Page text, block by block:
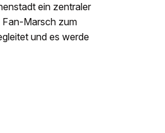
ein zentraler
Fan-Marsch zum
und es werde